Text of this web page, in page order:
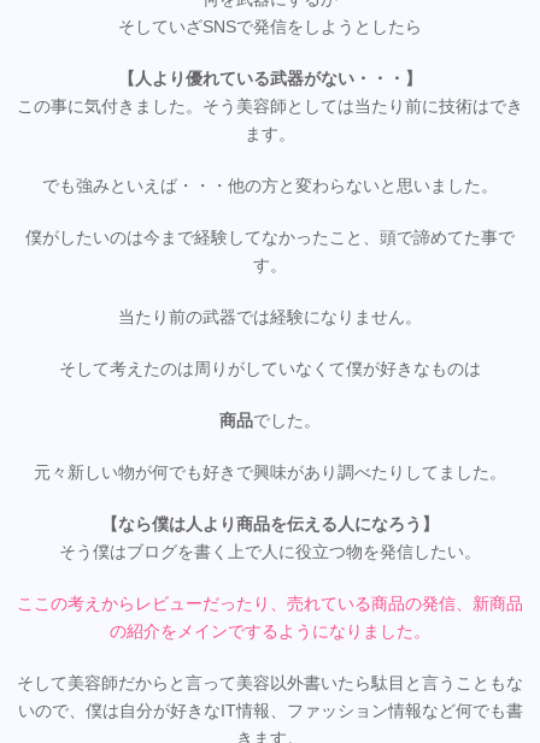
そしていざSNSで発信をしようとしたら
【人より優れている武器がない・・・】
この事に気付きました。そう美容師としては当たり前に技術はでき
ます。
でも強みといえば・・・他の方と変わらないと思いました。
僕がしたいのは今まで経験してなかったこと、頭で諦めてた事で
す。
当たり前の武器では経験になりません。
そして考えたのは周りがしていなくて僕が好きなものは
商品でした。
元々新しい物が何でも好きで興味があり調べたりしてました。
【なら僕は人より商品を伝える人になろう】
そう僕はブログを書く上で人に役立つ物を発信したい。
ここの考えからレビューだったり、売れている商品の発信、新商品
の紹介をメインでするようになりました。
そして美容師だからと言って美容以外書いたら駄目と言うこともな
いので、僕は自分が好きなIT情報、ファッション情報など何でも書
きます。